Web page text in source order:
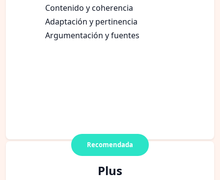
Contenido y coherencia
Adaptación y pertinencia
Argumentación y fuentes
Recomendada
Plus